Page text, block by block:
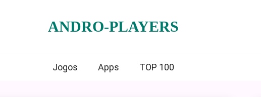
ANDRO-PLAYERS
Jogos Apps TOP 100